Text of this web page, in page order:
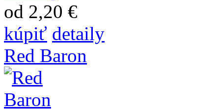
od 2,20 €
kúpiť detaily
Red Baron